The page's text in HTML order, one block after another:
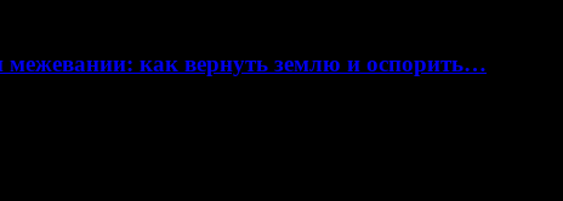
межевании: как вернуть землю и оспорить…